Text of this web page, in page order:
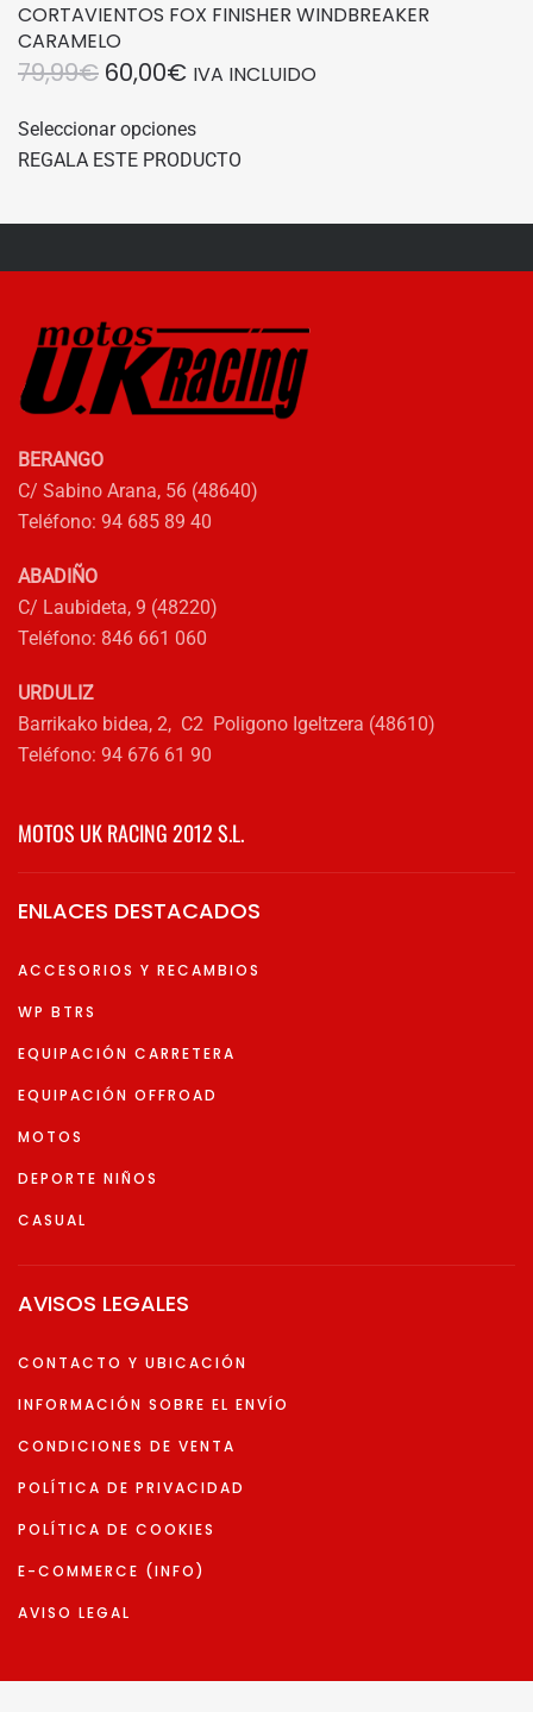
CORTAVIENTOS FOX FINISHER WINDBREAKER
CARAMELO
79,99€ EL
ORIGINAL
60,00€EL
ACTUAL
IVA INCLUIDO
Seleccionar opcionesproducto
tiene
variantes.
pueden
elegir
en
de
REGALA ESTE PRODUCTO
BERANGO
C/ Sabino Arana, 56 (48640)
Teléfono: 94 685 89 40
ABADIÑO
C/ Laubideta, 9 (48220)
Teléfono: 846 661 060
URDULIZ
Barrikako bidea, 2, C2 Poligono Igeltzera (48610)
Teléfono: 94 676 61 90
MOTOS UK RACING 2012 S.L.
ENLACES DESTACADOS
ACCESORIOS Y RECAMBIOS
WP BTRS
EQUIPACIÓN CARRETERA
EQUIPACIÓN OFFROAD
MOTOS
DEPORTE NIÑOS
CASUAL
AVISOS LEGALES
CONTACTO Y UBICACIÓN
INFORMACIÓN SOBRE EL ENVÍO
CONDICIONES DE VENTA
POLÍTICA DE PRIVACIDAD
POLÍTICA DE COOKIES
E-COMMERCE (INFO)
AVISO LEGAL